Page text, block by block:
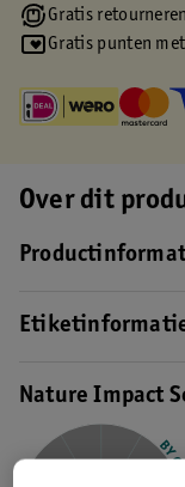
Gratis
Gratis punten
Over dit
Nature Impact